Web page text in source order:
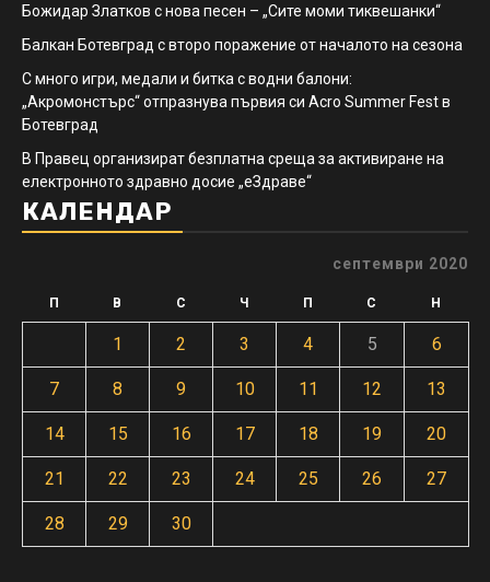
Божидар Златков с нова песен – „Сите моми тиквешанки“
Балкан Ботевград с второ поражение от началото на сезона
С много игри, медали и битка с водни балони:
„Акромонстърс“ отпразнува първия си Acro Summer Fest в
Ботевград
В Правец организират безплатна среща за активиране на
електронното здравно досие „еЗдраве“
КАЛЕНДАР
септември 2020
П В С Ч П С Н
1 2 3 4 5 6
7 8 9 10 11 12 13
14 15 16 17 18 19 20
21 22 23 24 25 26 27
28 29 30